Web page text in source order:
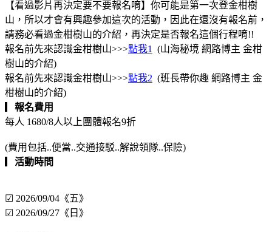
【看過影片再決定要不要報名唷】你可能是第一次登金柑樹
山，所以才會有興趣參加這次的活動，因此在還沒有報名前，
請務必看過金柑樹山的介紹，再決定是否報名這個行程唷!!
報名前先來認識金柑樹山>>>點我1
(山海秘境 網路博主 金柑
樹山的介紹)
報名前先來認識金柑樹山>>>點我2 (班長帶你趣 網路博主 金
柑樹山的介紹)
報名費用
每人 1680/8人以上團體報名9折
(費用包括..便當..交通接駁..解說領隊..保險)
活動時間
☑ 2026/09/04《五》
☑ 2026/09/27《日》